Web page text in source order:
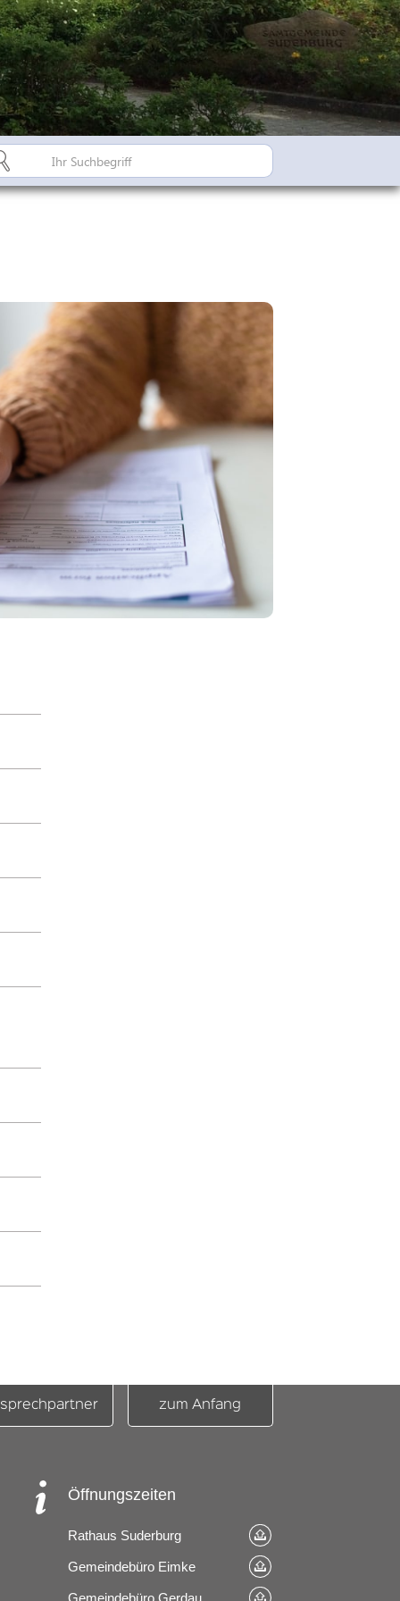
Land
Bürgerinfo A-Z
Dorfregion /
Suderburg - Stahlbachtal
zum Anfang
Öffnungszeiten
Rathaus Suderburg
Gemeindebüro Eimke
Gemeindebüro Gerdau